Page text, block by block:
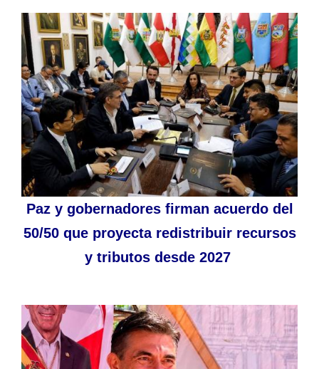
Paz y gobernadores firman acuerdo del
50/50 que proyecta redistribuir recursos
y tributos desde 2027